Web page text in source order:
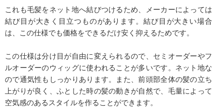
これも毛髪をネット地へ結びつけるため、メーカーによっては
結び目が大きく目立つものがあります。結び目が大きい場合
は、この仕様でも価格をできるだけ安く抑えるためです。
この仕様は分け目が自由に変えられるので、セミオーダーやフ
ルオーダーのウィッグに使われることが多いです。ネット地な
ので通気性もしっかりあります。また、前頭部全体の髪の立ち
上がりが良く、ふとした時の髪の動きが自然で、毛量によって
空気感のあるスタイルを作ることができます。